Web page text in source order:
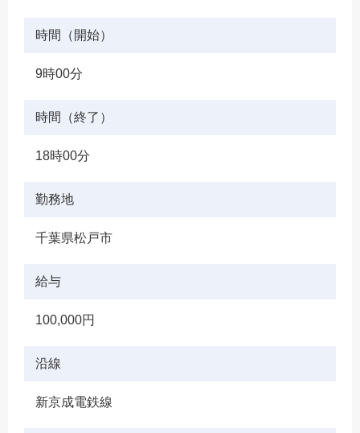
時間（開始）
9時00分
時間（終了）
18時00分
勤務地
千葉県松戸市
給与
100,000円
沿線
新京成電鉄線